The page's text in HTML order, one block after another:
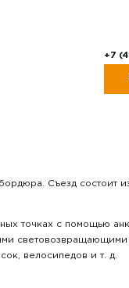
+7
Съезд состоит
точках с помощью
велосипедов и т. д.